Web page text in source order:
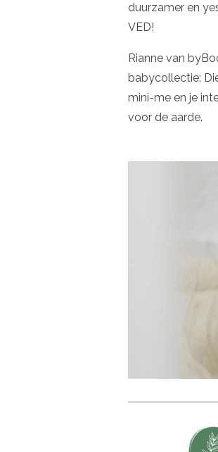
duurzamer en
VED!
Rianne van
babycollectie:
mini-me en je
voor de aarde.